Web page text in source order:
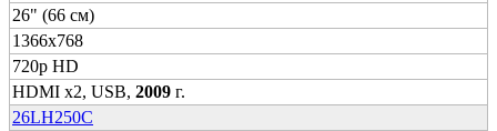
26" (66 см)
1366x768
720p HD
HDMI x2, USB, 2009 г.
26LH250C